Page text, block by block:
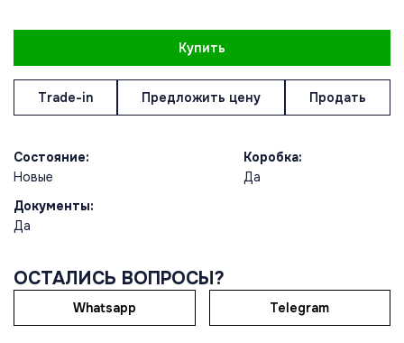
Купить
Trade-in Предложить цену Продать
Состояние:
Новые
Коробка:
Да
Документы:
Да
ОСТАЛИСЬ ВОПРОСЫ?
Whatsapp Telegram